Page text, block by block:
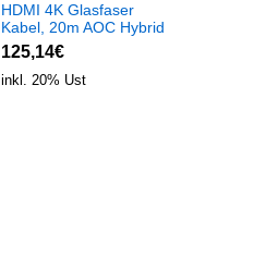
HDMI 4K Glasfaser
Kabel, 20m AOC Hybrid
Glasfaser Kabel
125,14€
inkl. 20% Ust